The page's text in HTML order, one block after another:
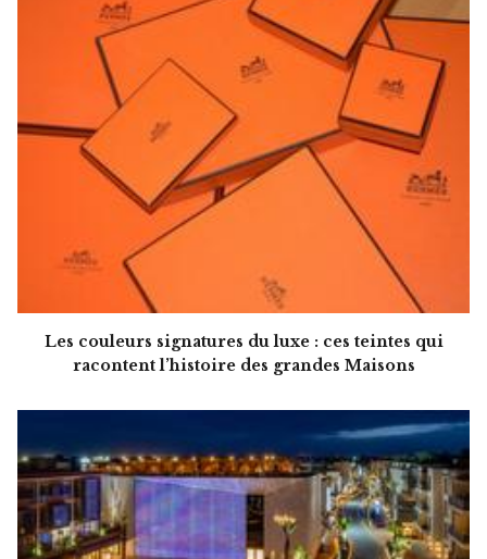
Les couleurs signatures du luxe : ces teintes qui
racontent l’histoire des grandes Maisons